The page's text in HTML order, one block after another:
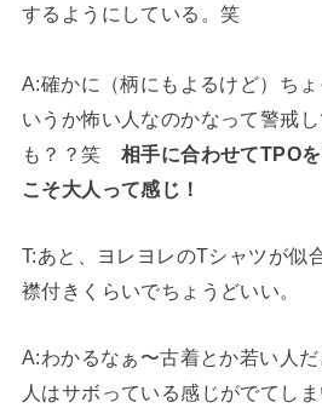
するようにしている。笑
A:確かに（柄にもよるけど）ち
いうか怖い人なのかなって警戒
も？？笑 相手に合わせてTPO
こそ大人って感じ！
T:あと、ヨレヨレのTシャツが似
襟付きくらいでちょうどいい。
A:わかるなぁ〜古着とか若い人
人はサボっている感じがでてし